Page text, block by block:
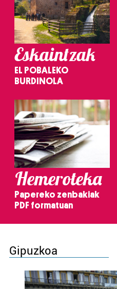
Eskaintzak
EL POBALEKO
BURDINOLA
Hemeroteka
Papereko zenbakiak
PDF formatuan
Gipuzkoa